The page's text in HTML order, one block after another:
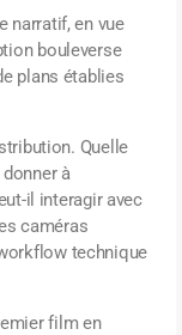
narratif, en vue
bouleverse
plans établies
Quelle
à
il interagir avec
caméras
technique
film en